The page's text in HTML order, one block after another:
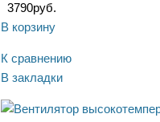
3790руб.
В корзину
К сравнению
В закладки